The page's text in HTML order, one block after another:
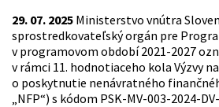
29. 07. 2025 Ministerstvo vnútra
sprostredkovateľský orgán pre
v programovom období 2021-2027
v rámci 11. hodnotiaceho kola Výzvy
o poskytnutie nenávratného
„NFP“) s kódom PSK-MV-003-2024-